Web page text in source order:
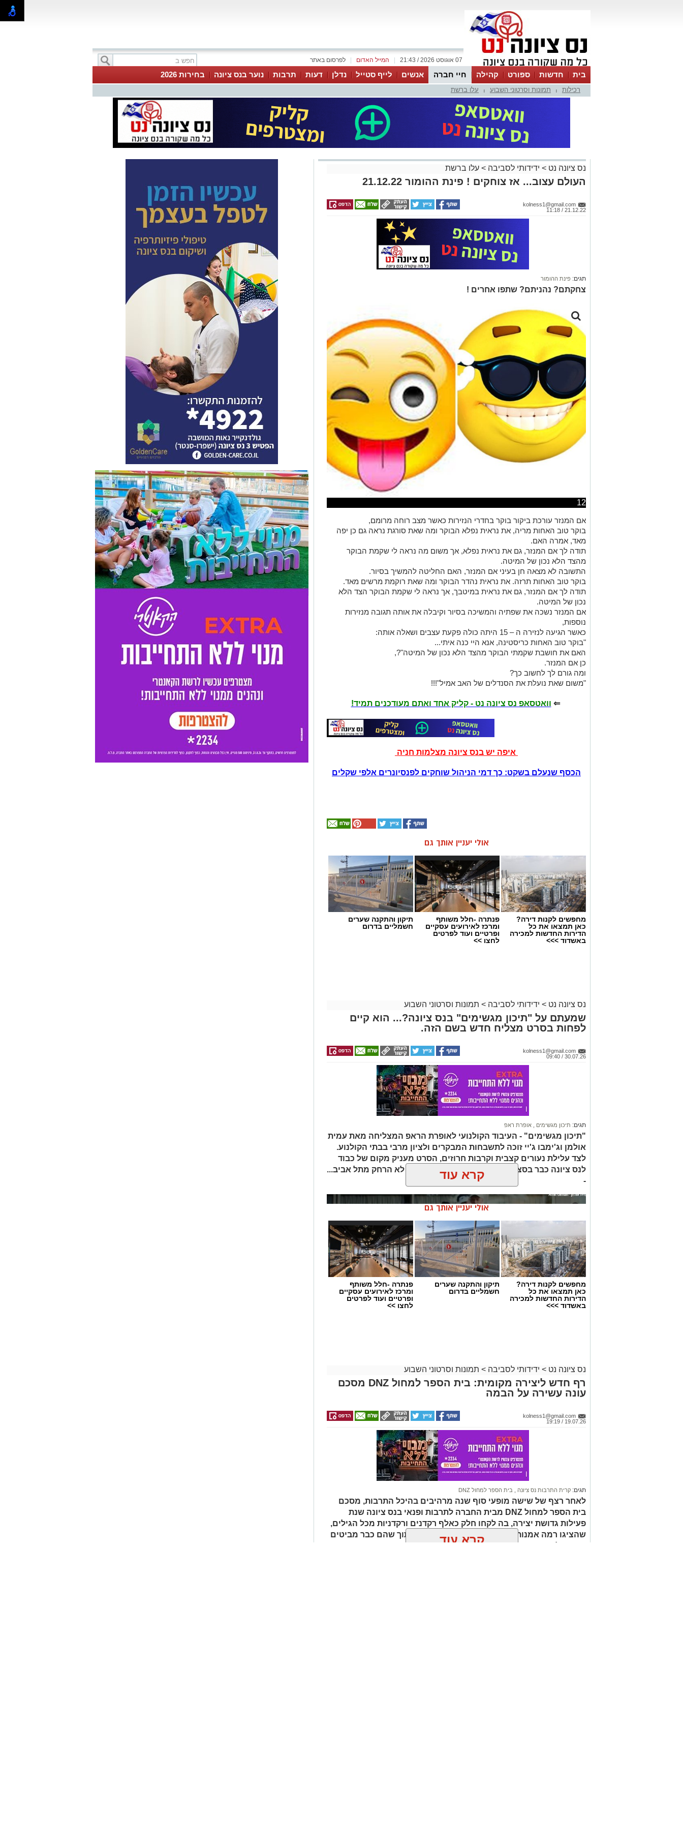
לפרסום באתר המייל האדום 07 אוגוסט 2026 / 21:43
בית חדשות ספורט קהילה חיי חברה אנשים לייף סטייל נדלן דעות תרבות נוער בנס ציונה בחירות 2026
רכילות תמונות וסרטוני השבוע עלו ברשת
נס ציונה נט > ידידותי לסביבה > עלו ברשת
העולם עצוב... אז צוחקים ! פינת ההומור 21.12.22
kolness1@gmail.com
21.12.22 / 11:18
תגים: פינת ההומור
צחקתם? נהניתם? שתפו אחרים !
12
אם המנזר עורכת ביקור בוקר בחדרי הנזירות כאשר מצב רוחה מרומם,
בוקר טוב האחות מריה, את נראית נפלא הבוקר ומה שאת סורגת נראה גם כן יפה
מאד, אמרה האם.
תודה לך אם המנזר, גם את נראית נפלא, אך משום מה נראה לי שקמת הבוקר
מהצד הלא נכון של המיטה.
התשובה לא מצאה חן בעיני אם המנזר, האם החליטה להמשיך בסיור.
בוקר טוב האחות תרזה. את נראית נהדר הבוקר ומה שאת רוקמת מרשים מאד.
תודה לך אם המנזר, גם את נראית במיטבך, אך נראה לי שקמת הבוקר הצד הלא
נכון של המיטה.
אם המנזר נשכה את שפתיה והמשיכה בסיור וקיבלה את אותה תגובה מנזירות
נוספות,
כאשר הגיעה לנזירה ה – 15 היתה כולה פקעת עצבים ושאלה אותה:
"בוקר טוב האחות כריסטינה, אנא היי כנה איתי...
האם את חושבת שקמתי הבוקר מהצד הלא נכון של המיטה"?,
כן אם המנזר.
ומה גורם לך לחשוב כך?
"משום שאת נועלת את הסנדלים של האב אמיל"!!!
⇐ וואטסאפ נס ציונה נט - קליק אחד ואתם מעודכנים תמיד!
איפה יש בנס ציונה מצלמות חניה
הכסף שנעלם בשקט: כך דמי הניהול שוחקים לפנסיונרים אלפי שקלים
אולי יעניין אותך גם
מחפשים לקנות דירה?
כאן תמצאו את כל
הדירות החדשות למכירה
באשדוד >>>
פנתרה -חלל משותף
ומרכז לאירועים עסקיים
ופרטיים ועוד לפרטים
לחצו >>
תיקון והתקנה שערים
חשמליים בדרום
נס ציונה נט > ידידותי לסביבה > תמונות וסרטוני השבוע
שמעתם על "תיכון מגשימים" בנס ציונה?... הוא קיים
לפחות בסרט מצליח חדש בשם הזה.
kolness1@gmail.com
30.07.26 / 09:40
תגים: תיכון מגשימים אופרת ראפ
"תיכון מגשימים" - העיבוד הקולנועי לאופרת הראפ המצליחה מאת עמית
אולמן וג'ימבו ג'יי זוכה לתשבחות המבקרים ולציון מרבי בבתי הקולנוע.
לצד עלילת נעורים קצבית וקרבות חרוזים, הסרט מעניק מקום של כבוד
לנס ציונה כבר בסצנת הפתיחה – כעיירה מנומנמת לא הרחק מתל אביב...
-
קרא עוד
אולי יעניין אותך גם
מחפשים לקנות דירה?
כאן תמצאו את כל
הדירות החדשות למכירה
באשדוד >>>
תיקון והתקנה שערים
חשמליים בדרום
פנתרה -חלל משותף
ומרכז לאירועים עסקיים
ופרטיים ועוד לפרטים
לחצו >>
נס ציונה נט > ידידותי לסביבה > תמונות וסרטוני השבוע
רף חדש ליצירה מקומית: בית הספר למחול DNZ מסכם
עונה עשירה על הבמה
kolness1@gmail.com
19.07.26 / 19:19
תגים: קרית התרבות נס ציונה בית הספר למחול DNZ
לאחר רצף של שישה מופעי סוף שנה מרהיבים בהיכל התרבות, מסכם
בית הספר למחול DNZ מבית החברה לתרבות ופנאי בנס ציונה שנת
פעילות גדושת יצירה, בה לקחו חלק כאלף רקדנים ורקדניות מכל הגילים,
שהציגו רמה אמנותית גבוהה ומחויבות למצוינות, תוך שהם כבר מביטים
קרא עוד